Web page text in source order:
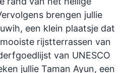
brengen jullie
een klein plaatsje dat
rijstterrassen van
van UNESCO
jullie Taman Ayun, een